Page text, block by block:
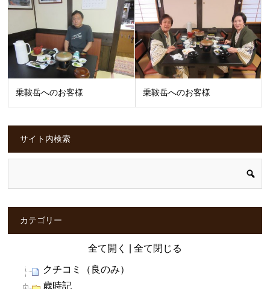
乗鞍岳へのお客様 乗鞍岳へのお客様
サイト内検索
カテゴリー
全て開く 全て閉じる
クチコミ（良のみ）
歳時記